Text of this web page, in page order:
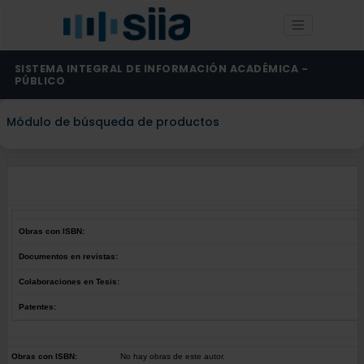
SISTEMA INTEGRAL DE INFORMACIÓN ACADÉMICA -
PÚBLICO
Módulo de búsqueda de productos
Obras con ISBN:
Documentos en revistas:
Colaboraciones en Tesis:
Patentes:
Obras con ISBN: No hay obras de este autor.